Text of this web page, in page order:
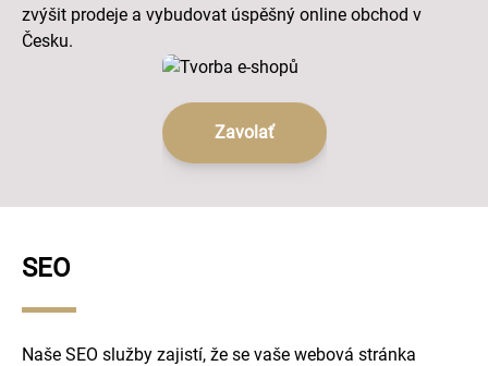
Zavolať
zvýšit prodeje a vybudovat úspěšný online obchod v
Česku.
SEO
Naše SEO služby zajistí, že se vaše webová stránka